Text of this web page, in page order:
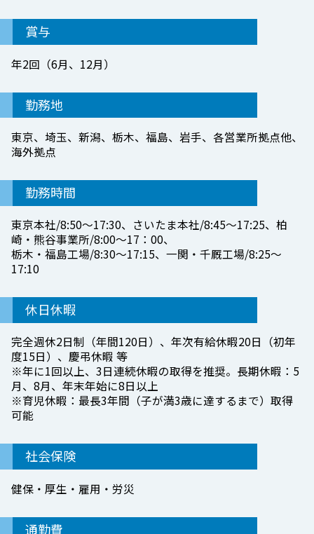
賞与
年2回（6月、12月）
勤務地
東京、埼玉、新潟、栃木、福島、岩手、各営業所拠点他、
海外拠点
勤務時間
東京本社/8:50〜17:30、さいたま本社/8:45〜17:25、柏
崎・熊谷事業所/8:00〜17：00、
栃木・福島工場/8:30〜17:15、一関・千厩工場/8:25〜
17:10
休日休暇
完全週休2日制（年間120日）、年次有給休暇20日（初年
度15日）、慶弔休暇 等
※年に1回以上、3日連続休暇の取得を推奨。長期休暇：5
月、8月、年末年始に8日以上
※育児休暇：最長3年間（子が満3歳に達するまで）取得
可能
社会保険
健保・厚生・雇用・労災
通勤費